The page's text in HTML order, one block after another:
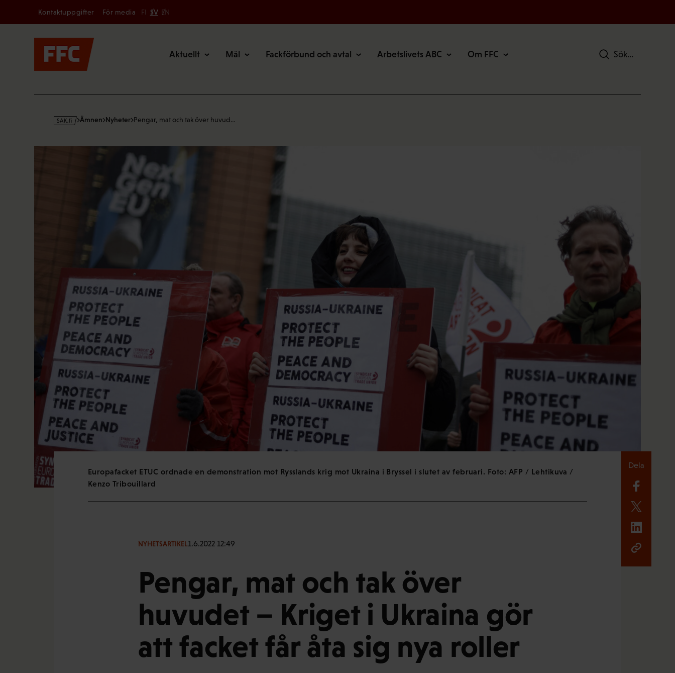
Secondary
Kontaktuppgifter För media FI SV EN
Aktuellt Mål Fackförbund och avtal Arbetslivets ABC Om FFC Sök
s
Ämnen Nyheter Pengar, mat och tak över huvud…
Europafacket ETUC ordnade en demonstration mot Rysslands krig mot Ukraina i Bryssel i slutet av februari. Foto: AFP / Lehtikuva /
Kenzo Tribouillard
NYHETSARTIKEL1.6.2022 12:49
Pengar, mat och tak över
huvudet – Kriget i Ukraina gör
att facket får åta sig nya roller
Dela